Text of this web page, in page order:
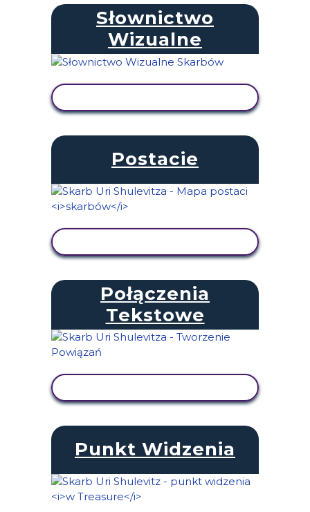
Słownictwo
Wizualne
Postacie
Połączenia
Tekstowe
Punkt Widzenia